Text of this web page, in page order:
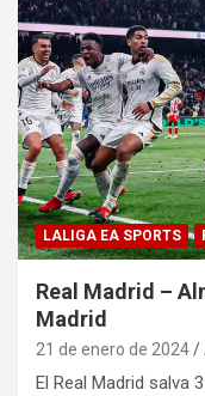
LALIGA EA SPORTS
Real Madrid –
Madrid
21 de enero de 2024
El Real Madrid salva